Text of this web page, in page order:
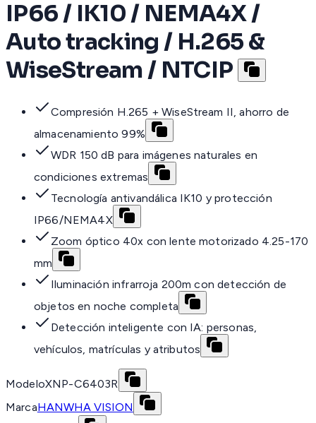
IP66 / IK10 / NEMA4X /
Auto tracking / H.265 &
WiseStream / NTCIP
Compresión H.265 + WiseStream II, ahorro de
almacenamiento 99%
WDR 150 dB para imágenes naturales en
condiciones extremas
Tecnología antivandálica IK10 y protección
IP66/NEMA4X
Zoom óptico 40x con lente motorizado 4.25-170
mm
Iluminación infrarroja 200m con detección de
objetos en noche completa
Detección inteligente con IA: personas,
vehículos, matrículas y atributos
ModeloXNP-C6403R
MarcaHANWHA VISION